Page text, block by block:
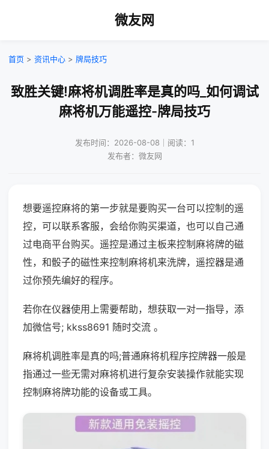
微友网
首页 > 资讯中心 > 牌局技巧
致胜关键!麻将机调胜率是真的吗_如何调试
麻将机万能遥控-牌局技巧
发布时间：2026-08-08｜阅读：1
发布者：微友网
想要遥控麻将的第一步就是要购买一台可以控制的遥
控，可以联系客服，会给你购买渠道，也可以自己通
过电商平台购买。遥控是通过主板来控制麻将牌的磁
性，和骰子的磁性来控制麻将机来洗牌，遥控器是通
过你预先编好的程序。
若你在仪器使用上需要帮助，想获取一对一指导，添
加微信号; kkss8691 随时交流 。
麻将机调胜率是真的吗;普通麻将机程序控牌器一般是
指通过一些无需对麻将机进行复杂安装操作就能实现
控制麻将牌功能的设备或工具。